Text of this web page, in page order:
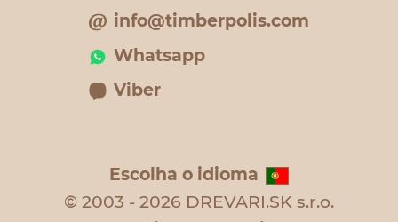
info@timberpolis.com
Whatsapp
Viber
Escolha o idioma
© 2003 - 2026 DREVARI.SK s.r.o.